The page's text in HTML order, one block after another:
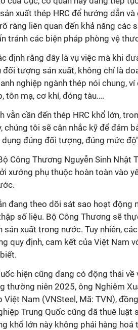
xuất thép HRC để hướng dẫn
ràng liên quan đến khả năng các
tránh các biện pháp phòng vệ
định rằng đây là vụ việc mà khi
đối tượng sản xuất, không chỉ là
nghiệp ngành thép nói chung,
tôn mạ, cơ khí, đóng tàu….
vẫn cần đến thép HRC khổ lớn,
chúng tôi sẽ cân nhắc kỹ để đảm
đúng đối tượng, đúng mức
Công Thương Nguyễn Sinh Nhật
xướng phụ thuộc hoàn toàn vào
đang theo dõi sát sao hoạt động
số liệu. Bộ Công Thương sẽ
sản xuất trong nước. Tuy nhiên,
quy định, cam kết của Việt Nam
hiện cũng đang có động thái
thường niên 2025, ông Nghiêm
Việt Nam (VNSteel, Mã: TVN),
Trung Quốc cũng đã thuê luật
khổ lớn này không phải hàng